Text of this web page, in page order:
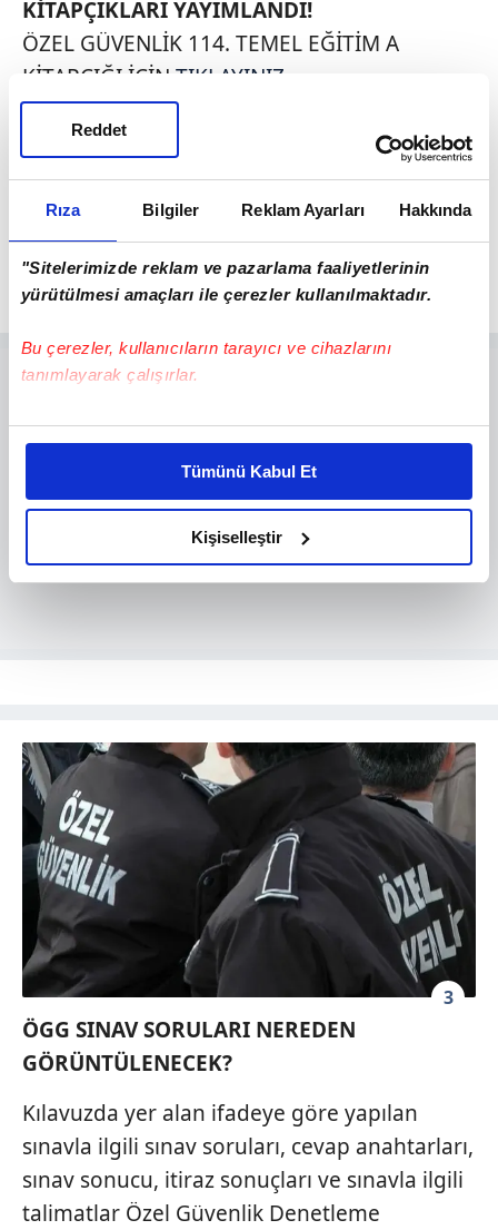
Rıza Bilgiler Reklam Ayarları Hakkında
"Sitelerimizde reklam ve pazarlama faaliyetlerinin
yürütülmesi amaçları ile çerezler kullanılmaktadır.
Bu çerezler, kullanıcıların tarayıcı ve cihazlarını
tanımlayarak çalışırlar.
Bu çerezlere izin vermeniz halinde sizlere özel
daha iyi reklam deneyimi yaşatabiliriz. Bunu yaparken
amacımızın size daha iyi bir reklam deneyimi sunmak
olduğunu ve sizlere en iyi içerikleri sunabilmek adına
elimizden gelen çabayı gösterdiğimizi ve bu noktada,
reklamların maliyetlerimizi karşılamak noktasında tek gelir
Sizlere daha iyi bir hizmet sunabilmek için İnternet
Sitemizde kendimize ve üçüncü kişilere ait çerezler
kullanılmaktadır. Bu çerezler vasıtasıyla çeşitli kişisel
verileriniz işlenmekte olup gerekli olan çerezler bilgi
toplumu hizmetlerinin sunulması amacıyla
kullanılmaktadır. Diğer çerezler, sitemizin daha işlevsel
kılınması ve kişiselleştirilmesi ve sizlere yönelik
reklam/pazarlama faaliyetlerinin yapılması, amaçlarıyla
sınırlı olarak açık rızanız dahilinde kullanılacaktır.
Çerezlere ilişkin tercihlerinizi aşağıda yer alan panel
vasıtasıyla belirleyebilirsiniz. Çerezlere ilişkin detaylı bilgi
Metnimiziziyaret edebilirsiniz.
6698 sayılı Kişisel Verilerin Korunması Kanunu uyarınca
hazırlanmış Aydınlatma Metnimizi okumak ve sitemizde
Tümünü Kabul Et
Kişiselleştir
Reddet
KİTAPÇIKLARI YAYIMLANDI!
ÖZEL GÜVENLİK 114. TEMEL EĞİTİM A
KİTAPÇIĞI İÇİN TIKLAYINIZ
ÖZEL GÜVENLİK 114. TEMEL EĞİTİM B
KİTAPÇIĞI İÇİN
ÖZEL GÜVENLİK 90. YENİLEME EĞİTİMİ A
KİTAPÇIĞI İÇİNTIKLAYINIZ
ÖZEL GÜVENLİK 90. YENİLEME EĞİTİMİ B
KİTAPÇIĞI İÇİNTIKLAYINIZ
3
ÖGG SINAV SORULARI NEREDEN
GÖRÜNTÜLENECEK?
Kılavuzda yer alan ifadeye göre yapılan
sınavla ilgili sınav soruları, cevap anahtarları,
sınav sonucu, itiraz sonuçları ve sınavla ilgili
talimatlar Özel Güvenlik Denetleme